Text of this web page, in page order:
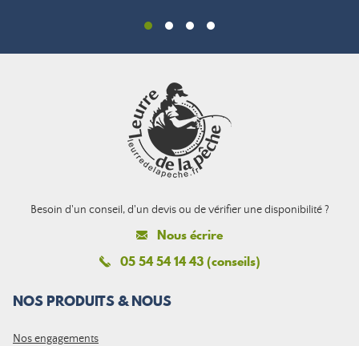
Besoin d'un conseil, d'un devis ou de vérifier une disponibilité ?
Nous écrire
05 54 54 14 43 (conseils)
NOS PRODUITS & NOUS
Nos engagements